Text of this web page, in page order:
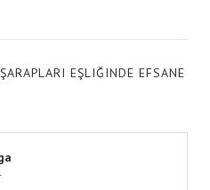
EŞLIĞINDE EFSANE